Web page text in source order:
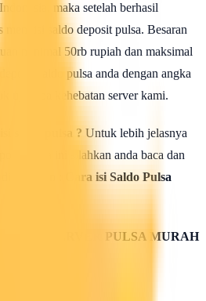
maka setelah berhasil
mengisi saldo deposit pulsa. Besaran
minimal 50rb rupiah dan maksimal
saldo pulsa anda dengan angka
uji coba kehebatan server kami.
saldo pulsa ? Untuk lebih jelasnya
pulsa ini silahkan anda baca dan
halaman :
Cara isi Saldo Pulsa
SERVER PULSA MURAH